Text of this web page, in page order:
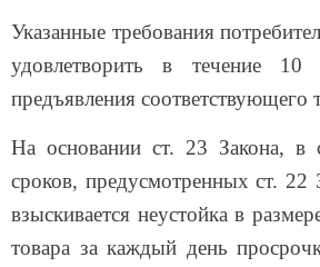
Указанные требования
удовлетворить в течение
предъявления соответствующего
На основании ст. 23 Закона, в
сроков, предусмотренных ст. 22
взыскивается неустойка в
товара за каждый день